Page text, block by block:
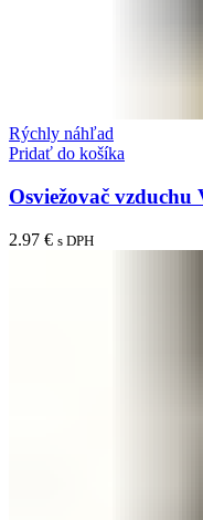
Rýchly náhľad
Pridať do košíka
Osviežovač vzduchu
2.97 € s DPH